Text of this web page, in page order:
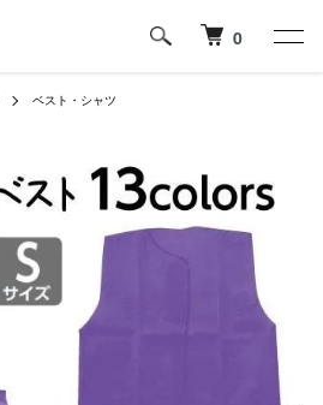
0
ベスト・シャツ